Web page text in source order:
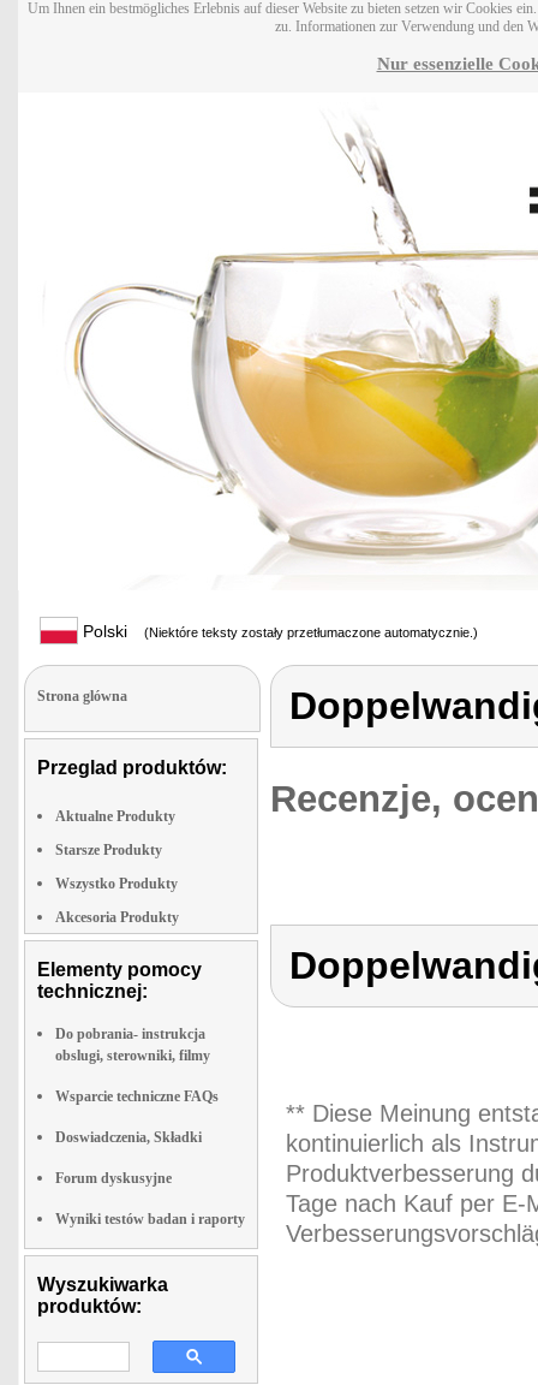
Um Ihnen ein bestmögliches Erlebnis auf dieser Website zu bieten setzen wir Cookies
zu. Informationen zur Verwendung und den
Nur essenzielle
Polski (Niektóre teksty zostały przetłumaczone automatycznie.)
Strona glówna
Przeglad produktów:
Aktualne Produkty
Starsze Produkty
Wszystko Produkty
Akcesoria Produkty
Elementy pomocy
technicznej:
Do pobrania- instrukcja
obslugi, sterowniki, filmy
Wsparcie techniczne FAQs
Doswiadczenia, Składki
Forum dyskusyjne
Wyniki testów badan i raporty
Wyszukiwarka
produktów:
Recenzje,
** Diese Meinung
kontinuierlich als
Produktverbesserung
Tage nach Kauf per E-